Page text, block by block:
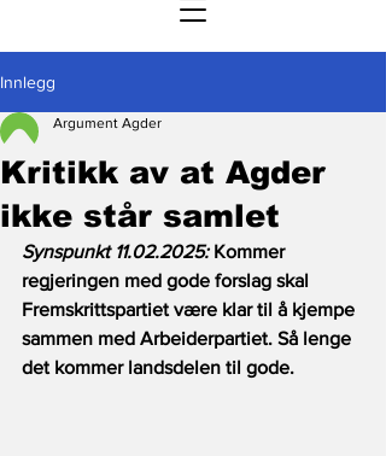
Innlegg
Kritikk av at Agder
ikke står samlet
Argument Agder
Synspunkt 11.02.2025: Kommer
regjeringen med gode forslag skal
Fremskrittspartiet være klar til å kjempe
sammen med Arbeiderpartiet. Så lenge
det kommer landsdelen til gode.